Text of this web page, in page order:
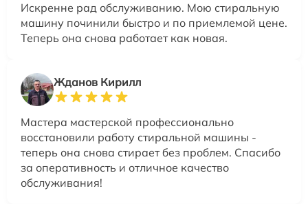
Искренне рад обслуживанию. Мою стиральную
машину починили быстро и по приемлемой цене.
Теперь она снова работает как новая.
Жданов Кирилл
Мастера мастерской профессионально
восстановили работу стиральной машины -
теперь она снова стирает без проблем. Спасибо
за оперативность и отличное качество
обслуживания!